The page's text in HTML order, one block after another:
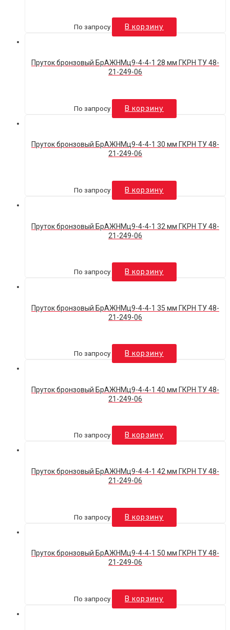
По запросу В корзину
Пруток бронзовый БрАЖНМц9-4-4-1 28 мм ГКРН ТУ 48-
21-249-06
По запросу В корзину
Пруток бронзовый БрАЖНМц9-4-4-1 30 мм ГКРН ТУ 48-
21-249-06
По запросу В корзину
Пруток бронзовый БрАЖНМц9-4-4-1 32 мм ГКРН ТУ 48-
21-249-06
По запросу В корзину
Пруток бронзовый БрАЖНМц9-4-4-1 35 мм ГКРН ТУ 48-
21-249-06
По запросу В корзину
Пруток бронзовый БрАЖНМц9-4-4-1 40 мм ГКРН ТУ 48-
21-249-06
По запросу В корзину
Пруток бронзовый БрАЖНМц9-4-4-1 42 мм ГКРН ТУ 48-
21-249-06
По запросу В корзину
Пруток бронзовый БрАЖНМц9-4-4-1 50 мм ГКРН ТУ 48-
21-249-06
По запросу В корзину